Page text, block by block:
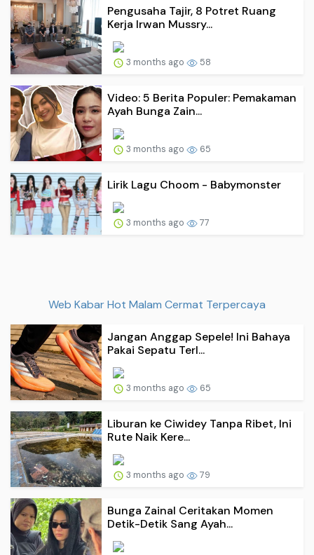
Pengusaha Tajir, 8 Potret Ruang
Kerja Irwan Mussry...
3 months ago 58
Video: 5 Berita Populer: Pemakaman
Ayah Bunga Zain...
3 months ago 65
Lirik Lagu Choom - Babymonster
3 months ago 77
Web Kabar Hot Malam Cermat Terpercaya
Jangan Anggap Sepele! Ini Bahaya
Pakai Sepatu Terl...
3 months ago 65
Liburan ke Ciwidey Tanpa Ribet, Ini
Rute Naik Kere...
3 months ago 79
Bunga Zainal Ceritakan Momen
Detik-Detik Sang Ayah...